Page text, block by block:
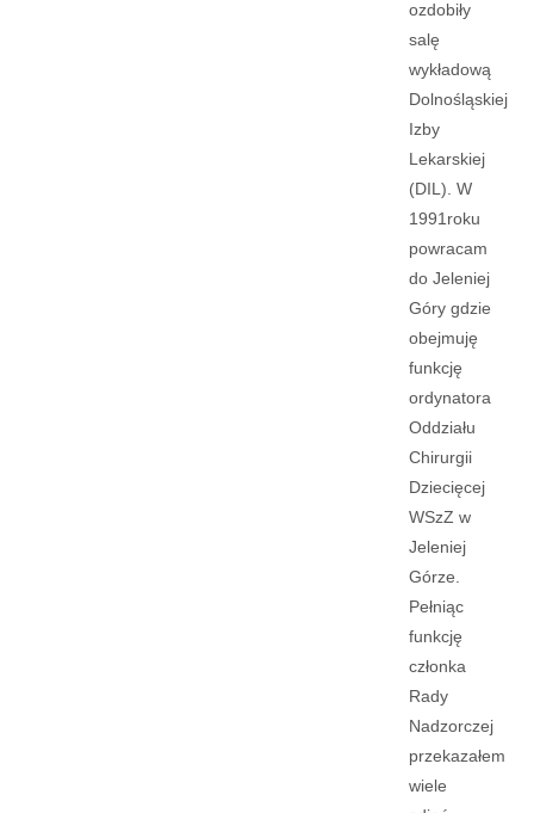
ozdobiły
salę
wykładową
Dolnośląskiej
Izby
Lekarskiej
(DIL). W
1991roku
powracam
do Jeleniej
Góry gdzie
obejmuję
funkcję
ordynatora
Oddziału
Chirurgii
Dziecięcej
WSzZ w
Jeleniej
Górze.
Pełniąc
funkcję
członka
Rady
Nadzorczej
przekazałem
wiele